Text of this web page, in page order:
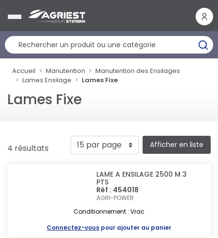
Accueil Manutention
Manutention des Ensilages
Lames Ensilage
Lames Fixe
Lames Fixe
4 résultats Afficher en liste
LAME A ENSILAGE 2500 M 3
PTS
Réf : 454018
AGRI-POWER
Conditionnement : Vrac
Connectez-vous pour ajouter au panier